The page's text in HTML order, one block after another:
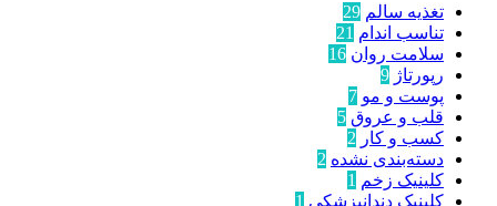
تغذیه سالم 29
تناسب اندام 21
سلامت روان 16
رپورتاژ 9
پوست و مو 7
قلب و عروق 5
کسب و کار 2
دسته‌بندی نشده 2
کلینیک زخم 1
کلینیک دندانپزشکی 1